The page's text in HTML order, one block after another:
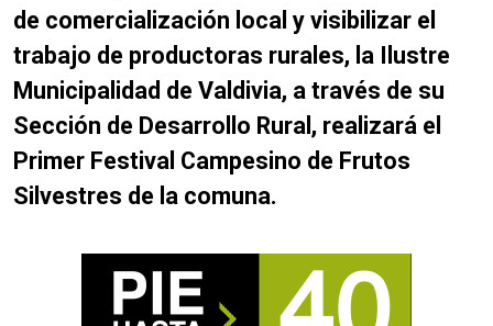
de comercialización local y visibilizar el
trabajo de productoras rurales, la Ilustre
Municipalidad de Valdivia, a través de su
Sección de Desarrollo Rural, realizará el
Primer Festival Campesino de Frutos
Silvestres de la comuna.